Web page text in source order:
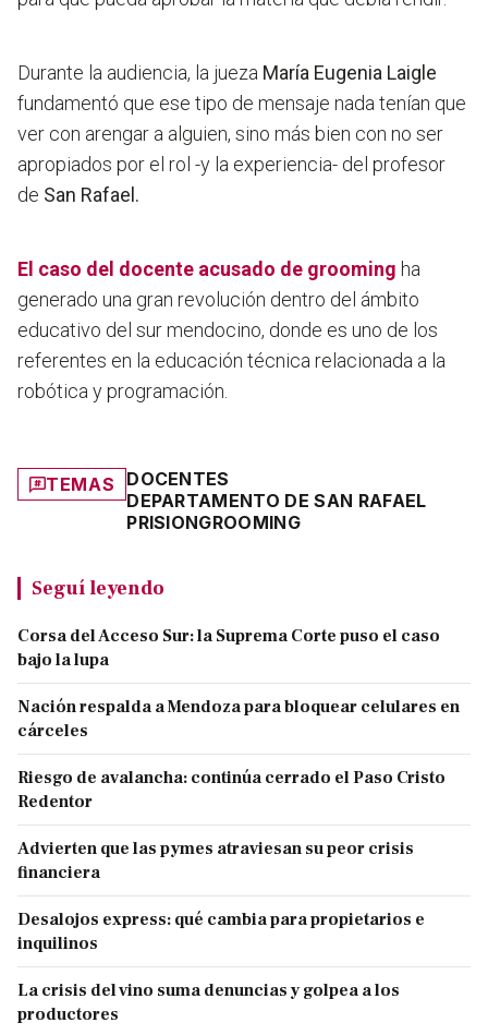
Durante la audiencia, la jueza María Eugenia Laigle
fundamentó que ese tipo de mensaje nada tenían que
ver con arengar a alguien, sino más bien con no ser
apropiados por el rol -y la experiencia- del profesor
de San Rafael.
El caso del docente acusado de grooming ha
generado una gran revolución dentro del ámbito
educativo del sur mendocino, donde es uno de los
referentes en la educación técnica relacionada a la
robótica y programación.
TEMAS
DOCENTES
DEPARTAMENTO DE SAN RAFAEL
PRISIONGROOMING
Seguí leyendo
Corsa del Acceso Sur: la Suprema Corte puso el caso
bajo la lupa
Nación respalda a Mendoza para bloquear celulares en
cárceles
Riesgo de avalancha: continúa cerrado el Paso Cristo
Redentor
Advierten que las pymes atraviesan su peor crisis
financiera
Desalojos express: qué cambia para propietarios e
inquilinos
La crisis del vino suma denuncias y golpea a los
productores